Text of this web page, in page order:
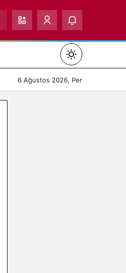
Mod
değiştir
6 Ağustos 2026, Per